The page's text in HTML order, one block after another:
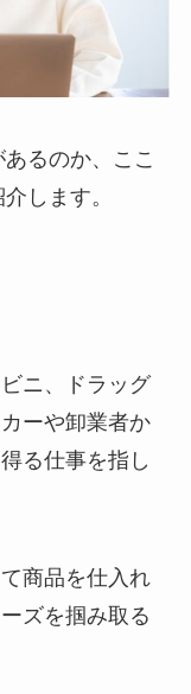
るのか、ここ
します。
ニ、ドラッグ
ーや卸業者か
る仕事を指し
商品を仕入れ
ズを掴み取る